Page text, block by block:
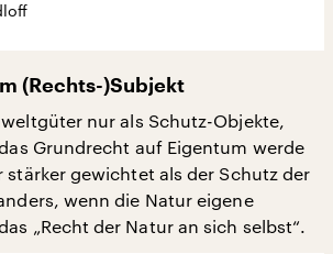
(Rechts-)Subjekt
nur als Schutz-Objekte,
Grundrecht auf Eigentum werde
stärker gewichtet als der Schutz der
wenn die Natur eigene
„Recht der Natur an sich selbst“.